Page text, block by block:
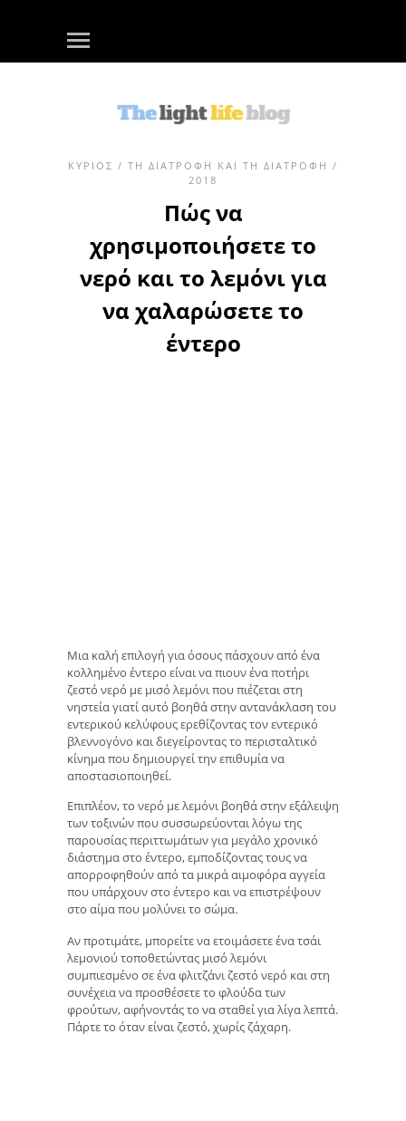
ΚΎΡΙΟΣ / ΤΗ ΔΙΑΤΡΟΦΉ ΚΑΙ ΤΗ ΔΙΑΤΡΟΦΉ /
2018
Πώς να
χρησιμοποιήσετε το
νερό και το λεμόνι για
να χαλαρώσετε το
έντερο
Μια καλή επιλογή για όσους πάσχουν από ένα
κολλημένο έντερο είναι να πιουν ένα ποτήρι
ζεστό νερό με μισό λεμόνι που πιέζεται στη
νηστεία γιατί αυτό βοηθά στην αντανάκλαση του
εντερικού κελύφους ερεθίζοντας τον εντερικό
βλεννογόνο και διεγείροντας το περισταλτικό
κίνημα που δημιουργεί την επιθυμία να
αποστασιοποιηθεί.
Επιπλέον, το νερό με λεμόνι βοηθά στην εξάλειψη
των τοξινών που συσσωρεύονται λόγω της
παρουσίας περιττωμάτων για μεγάλο χρονικό
διάστημα στο έντερο, εμποδίζοντας τους να
απορροφηθούν από τα μικρά αιμοφόρα αγγεία
που υπάρχουν στο έντερο και να επιστρέψουν
στο αίμα που μολύνει το σώμα.
Αν προτιμάτε, μπορείτε να ετοιμάσετε ένα τσάι
λεμονιού τοποθετώντας μισό λεμόνι
συμπιεσμένο σε ένα φλιτζάνι ζεστό νερό και στη
συνέχεια να προσθέσετε το φλούδα των
φρούτων, αφήνοντάς το να σταθεί για λίγα λεπτά.
Πάρτε το όταν είναι ζεστό, χωρίς ζάχαρη.